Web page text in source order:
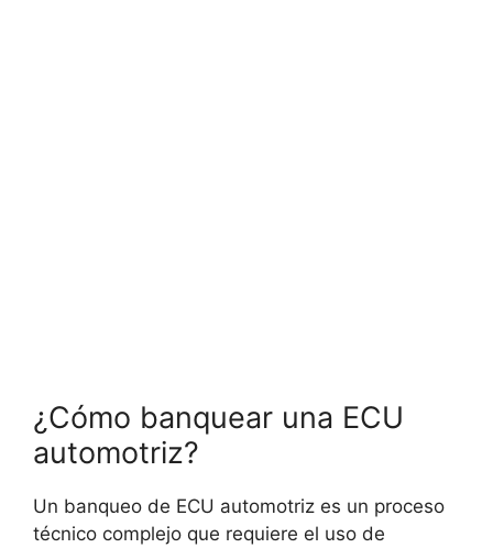
¿Cómo banquear una ECU
automotriz?
Un banqueo de ECU automotriz es un proceso
técnico complejo que requiere el uso de